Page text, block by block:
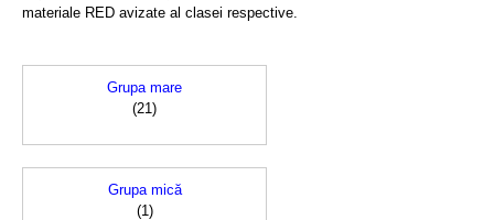
materiale RED avizate al clasei respective.
Grupa mare
(21)
Grupa mică
(1)